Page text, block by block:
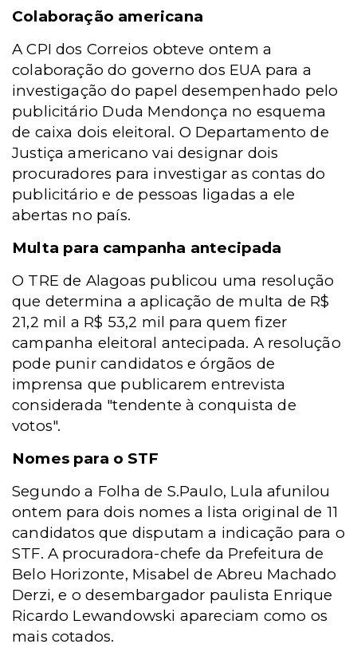
Colaboração americana
A CPI dos Correios obteve ontem a
colaboração do governo dos EUA para a
investigação do papel desempenhado pelo
publicitário Duda Mendonça no esquema
de caixa dois eleitoral. O Departamento de
Justiça americano vai designar dois
procuradores para investigar as contas do
publicitário e de pessoas ligadas a ele
abertas no país.
Multa para campanha antecipada
O TRE de Alagoas publicou uma resolução
que determina a aplicação de multa de R$
21,2 mil a R$ 53,2 mil para quem fizer
campanha eleitoral antecipada. A resolução
pode punir candidatos e órgãos de
imprensa que publicarem entrevista
considerada "tendente à conquista de
votos".
Nomes para o STF
Segundo a Folha de S.Paulo, Lula afunilou
ontem para dois nomes a lista original de 11
candidatos que disputam a indicação para o
STF. A procuradora-chefe da Prefeitura de
Belo Horizonte, Misabel de Abreu Machado
Derzi, e o desembargador paulista Enrique
Ricardo Lewandowski apareciam como os
mais cotados.